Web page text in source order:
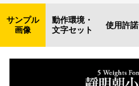
サンプル
画像
動作環境・
文字セット
使用許諾